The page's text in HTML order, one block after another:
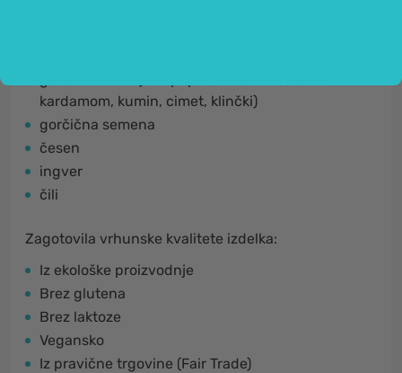
kardamom, kumin, cimet, klinčki)
gorčična semena
česen
ingver
čili
Zagotovila vrhunske kvalitete izdelka:
Iz ekološke proizvodnje
Brez glutena
Brez laktoze
Vegansko
Iz pravične trgovine (Fair Trade)